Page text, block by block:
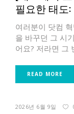
필요한 태도:
여러분이 닷컴
을 바꾸던 그 시
어요? 저라면 그
READ MORE
2026년 6월 9일